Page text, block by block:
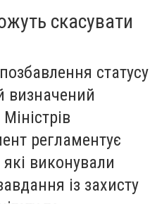
скасувати
статусу
визначений
регламентує
виконували
із захисту